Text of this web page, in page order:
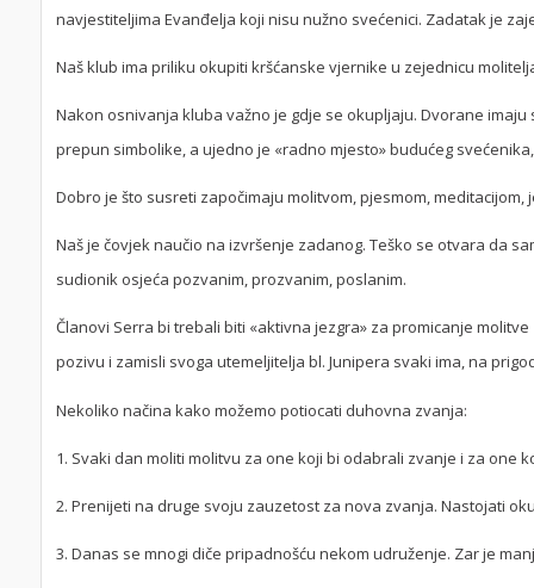
navjestiteljima Evanđelja koji nisu nužno svećenici. Zadatak je
Naš klub ima priliku okupiti kršćanske vjernike u zejednicu
Nakon osnivanja kluba važno je gdje se okupljaju. Dvorane
prepun simbolike, a ujedno je «radno mjesto» budućeg
Dobro je što susreti započimaju molitvom, pjesmom,
Naš je čovjek naučio na izvršenje zadanog. Teško se otvara da
sudionik osjeća pozvanim, prozvanim, poslanim.
Članovi Serra bi trebali biti «aktivna jezgra» za promicanje
pozivu i zamisli svoga utemeljitelja bl. Junipera svaki ima, na
Nekoliko načina kako možemo potiocati duhovna zvanja:
1. Svaki dan moliti molitvu za one koji bi odabrali zvanje i za one
2. Prenijeti na druge svoju zauzetost za nova zvanja. Nastojati
3. Danas se mnogi diče pripadnošću nekom udruženje. Zar je